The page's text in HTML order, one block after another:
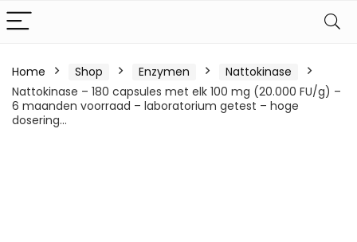
Home Shop Enzymen
Nattokinase
Nattokinase – 180 capsules met elk 100 mg (20.000 FU/g) –
6 maanden voorraad – laboratorium getest – hoge
dosering…